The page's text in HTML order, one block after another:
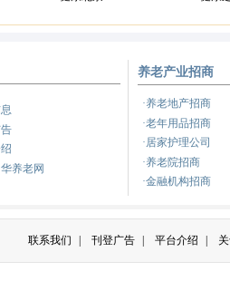
天天
养老网
养老产业招商
·养老地产招商
·老年用品招商
·居家护理公司
·养老院招商
·金融机构招商
联系我们 刊登广告 平台介绍